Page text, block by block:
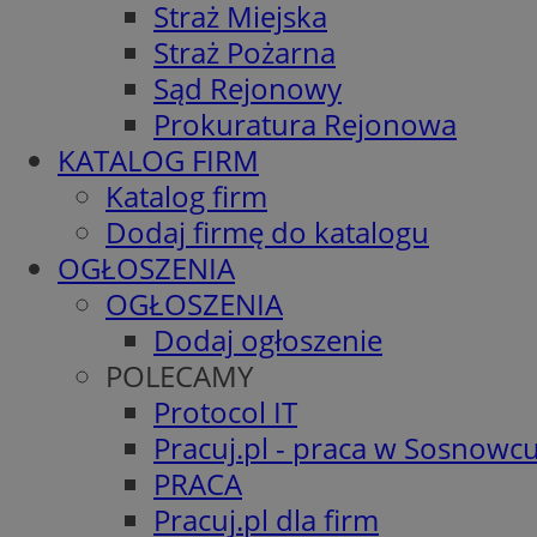
Straż Miejska
Straż Pożarna
Sąd Rejonowy
Prokuratura Rejonowa
KATALOG FIRM
Katalog firm
Dodaj firmę do katalogu
OGŁOSZENIA
OGŁOSZENIA
Dodaj ogłoszenie
POLECAMY
Protocol IT
Pracuj.pl - praca w
PRACA
Pracuj.pl dla firm